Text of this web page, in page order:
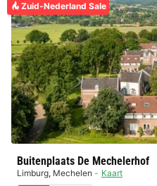
Zuid-Nederland Sale
Buitenplaats De Mechelerhof
Limburg, Mechelen Kaart